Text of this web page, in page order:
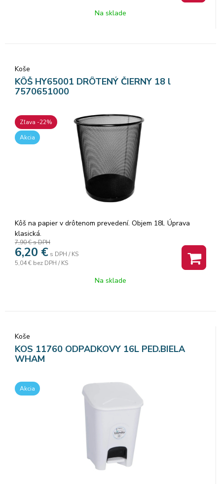
Na sklade
Koše
KÔŠ HY65001 DRÔTENÝ ČIERNY 18 l
7570651000
Zľava -22%
Akcia
Kôš na papier v drôtenom prevedení. Objem 18l. Úprava
klasická.
7,90 €s DPH
6,20 € s DPH / KS
5,04 € bez DPH / KS
Na sklade
Koše
KOS 11760 ODPADKOVY 16L PED.BIELA
WHAM
Akcia